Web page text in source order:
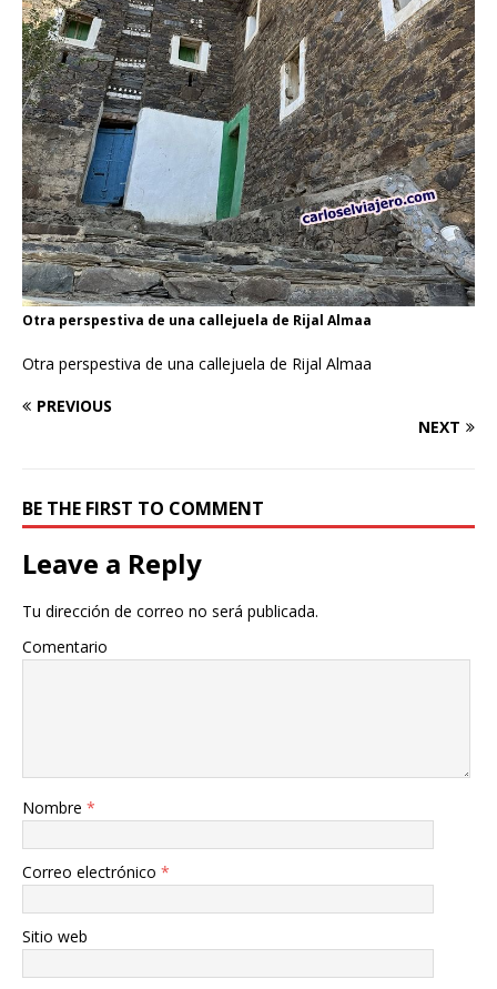
Otra perspestiva de una callejuela de Rijal Almaa
Otra perspestiva de una callejuela de Rijal Almaa
PREVIOUS
NEXT
BE THE FIRST TO COMMENT
Leave a Reply
Tu dirección de correo no será publicada.
Comentario
Nombre *
Correo electrónico *
Sitio web